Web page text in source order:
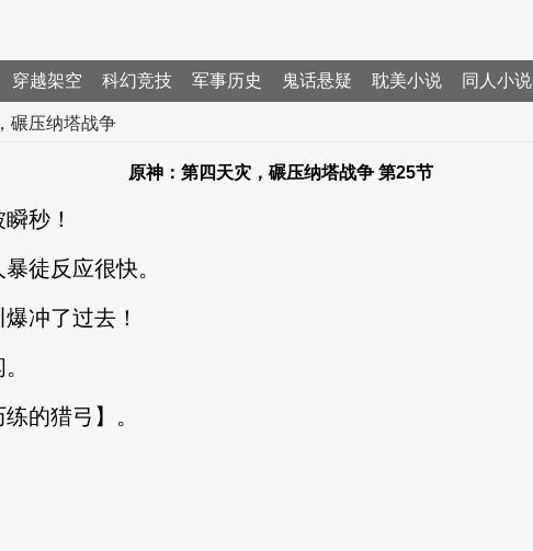
穿越架空 科幻竞技 军事历史 鬼话悬疑 耽美小说 同人小说
碾压纳塔战争
原神：第四天灾，碾压纳塔战争 第25节
秒！
徒反应很快。
冲了过去！
的猎弓】。